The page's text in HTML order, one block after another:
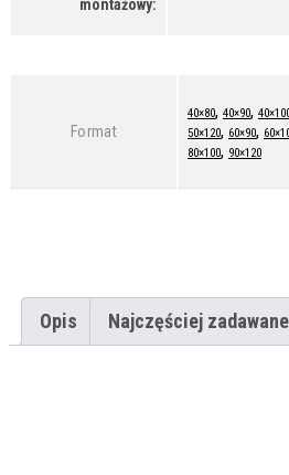
montażowy:
Format
40×80, 40×90,
50×120, 60×90,
80×100, 90×120
Opis Najczęściej